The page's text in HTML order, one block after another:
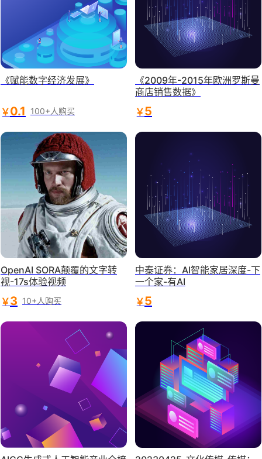
《赋能数字经济发展》
￥0.1 100+人购买
《2009年-2015年欧洲罗斯曼
商店销售数据》
￥5
OpenAI SORA颠覆的文字转
视-17s体验视频
￥3 10+人购买
中泰证券：AI智能家居深度-下
一个家-有AI
￥5